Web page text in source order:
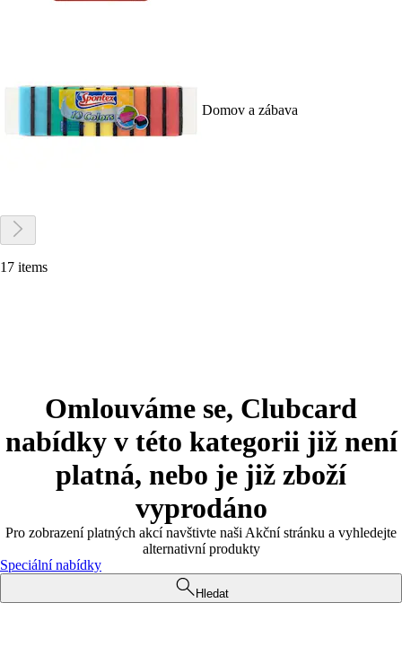
Domov a zábava
17 items
Omlouváme se, Clubcard
nabídky v této kategorii již není
platná, nebo je již zboží
vyprodáno
Pro zobrazení platných akcí navštivte naši Akční stránku a vyhledejte
alternativní produkty
Speciální nabídky
Hledat